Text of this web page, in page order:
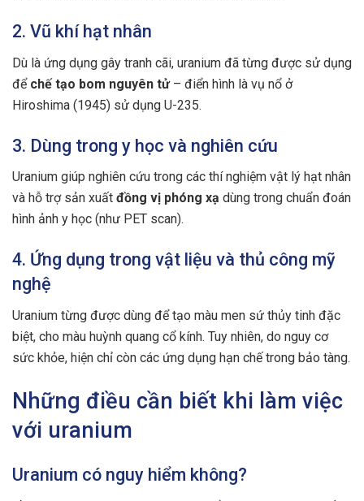
2. Vũ khí hạt nhân
Dù là ứng dụng gây tranh cãi, uranium đã từng được sử dụng
để chế tạo bom nguyên tử– điển hình là vụ nổ ở
Hiroshima (1945) sử dụng U-235.
3. Dùng trong y học và nghiên cứu
Uranium giúp nghiên cứu trong các thí nghiệm vật lý hạt nhân
và hỗ trợ sản xuất đồng vị phóng xạ dùng trong chuẩn đoán
hình ảnh y học (như PET scan).
4. Ứng dụng trong vật liệu và thủ công mỹ
nghệ
Uranium từng được dùng để tạo màu men sứ thủy tinh đặc
biệt, cho màu huỳnh quang cổ kính. Tuy nhiên, do nguy cơ
sức khỏe, hiện chỉ còn các ứng dụng hạn chế trong bảo tàng.
Những điều cần biết khi làm việc
với uranium
Uranium có nguy hiểm không?